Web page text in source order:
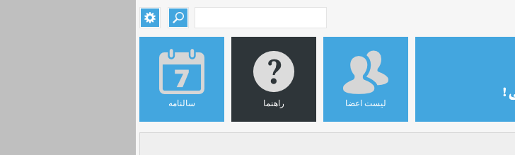
سالنامه راهنما لیست اعضا